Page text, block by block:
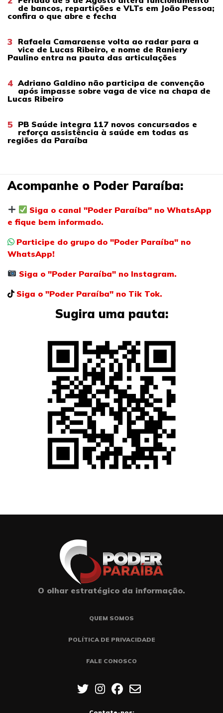
de bancos, repartições e VLTs em João Pessoa;
confira o que abre e fecha
3 Rafaela Camaraense volta ao radar para a
vice de Lucas Ribeiro, e nome de Raniery
Paulino entra na pauta das articulações
4 Adriano Galdino não participa de convenção
após impasse sobre vaga de vice na chapa de
Lucas Ribeiro
5 PB Saúde integra 117 novos concursados e
reforça assistência à saúde em todas as
regiões da Paraíba
Acompanhe o Poder Paraíba:
Siga o canal "Poder Paraíba" no WhatsApp
e fique bem informado.
Participe do grupo do "Poder Paraíba" no
WhatsApp!
Siga o "Poder Paraíba" no Instagram.
Siga o "Poder Paraíba" no Tik Tok.
Sugira uma pauta:
O olhar estratégico da informação.
QUEM SOMOS
POLÍTICA DE PRIVACIDADE
FALE CONOSCO